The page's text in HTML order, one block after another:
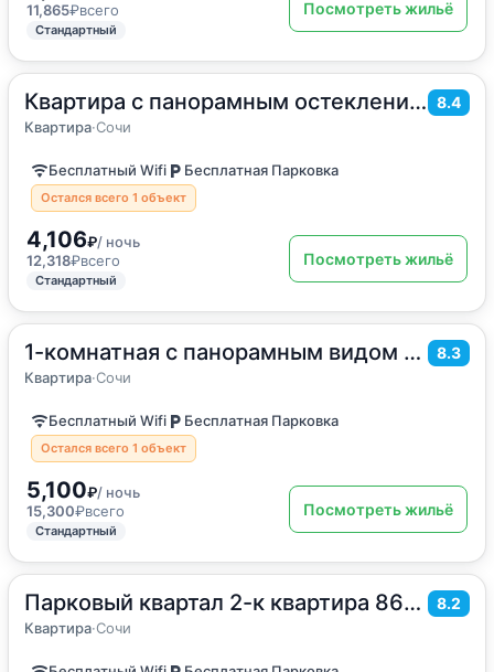
11,865₽всего
Стандартный
Посмотреть жильё
Квартира с панорамным остеклением 8.4
Квартира·Сочи
35м2·4 гостя
Квартира
Бесплатный Wifi Бесплатная Парковка
Остался всего 1 объект
4,106₽/ ночь
12,318₽всего
Стандартный
Посмотреть жильё
1-комнатная с панорамным видом на море 8.3
Квартира·Сочи
35м2· 4 гостя
Квартира
Бесплатный Wifi Бесплатная Парковка
Остался всего 1 объект
5,100₽/ ночь
15,300₽всего
Стандартный
Посмотреть жильё
Парковый квартал 2-к квартира 86м 2 этаж 8.2
Квартира·Сочи
86м2·до 5 гостей
Квартира